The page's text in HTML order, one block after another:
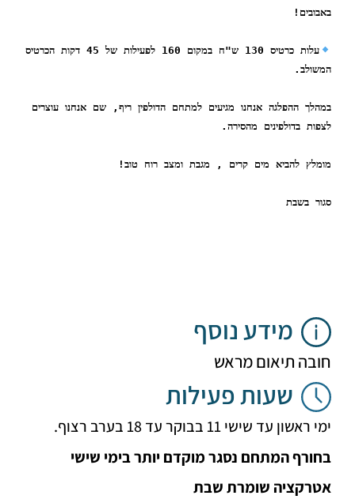
עלות כרטיס 130 ש"ח במקום 160 לפעילות של 45 דקות הכרטיס
במהלך ההפלגה אנחנו מגיעים למתחם הדולפין ריף, שם אנחנו עוצרים
בדולפינים מהסירה.
להביא מים קרים , מגבת ומצב רוח טוב!
מידע נוסף
תיאום מראש
שעות פעילות
שישי 11 בבוקר עד 18 בערב רצוף.
המתחם נסגר מוקדם יותר בימי שישי
שומרת שבת